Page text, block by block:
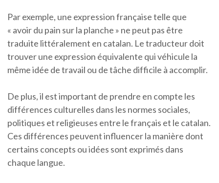
Par exemple, une expression française telle que
« avoir du pain sur la planche » ne peut pas être
traduite littéralement en catalan. Le traducteur doit
trouver une expression équivalente qui véhicule la
même idée de travail ou de tâche difficile à accomplir.
De plus, il est important de prendre en compte les
différences culturelles dans les normes sociales,
politiques et religieuses entre le français et le catalan.
Ces différences peuvent influencer la manière dont
certains concepts ou idées sont exprimés dans
chaque langue.